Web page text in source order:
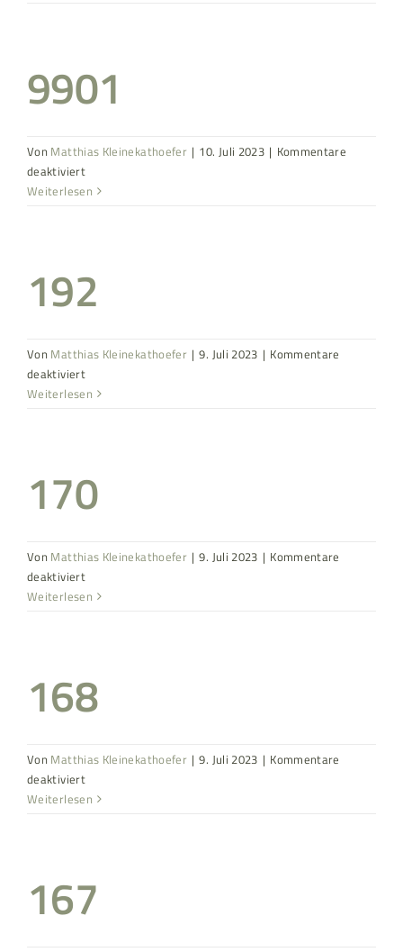
9901
Von Matthias Kleinekathoefer | 10. Juli 2023 | Kommentare
deaktiviertfür
9901
Weiterlesen
192
Von Matthias Kleinekathoefer | 9. Juli 2023 | Kommentare
deaktiviertfür
192
Weiterlesen
170
Von Matthias Kleinekathoefer | 9. Juli 2023 | Kommentare
deaktiviertfür
170
Weiterlesen
168
Von Matthias Kleinekathoefer | 9. Juli 2023 | Kommentare
deaktiviertfür
168
Weiterlesen
167